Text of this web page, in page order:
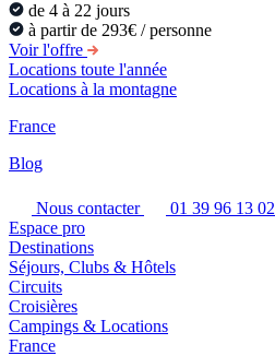
de 4 à 22 jours
à partir de 293€ / personne
Voir l'offre
Locations toute l'année
Locations à la montagne
France
Blog
Nous contacter
01 39 96 13 02
Espace pro
Destinations
Séjours, Clubs & Hôtels
Circuits
Croisières
Campings & Locations
France